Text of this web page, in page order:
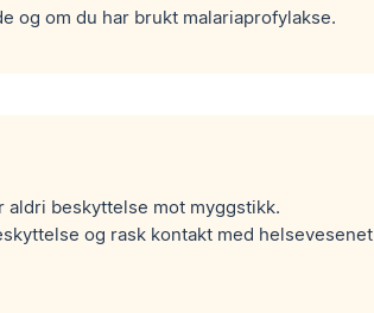
og om du har brukt malariaprofylakse.
beskyttelse mot myggstikk.
og rask kontakt med helsevesenet